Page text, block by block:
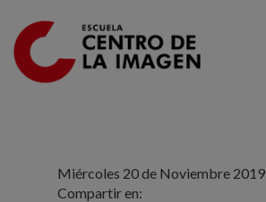
Miércoles 20 de Noviembre 2019
Compartir en: